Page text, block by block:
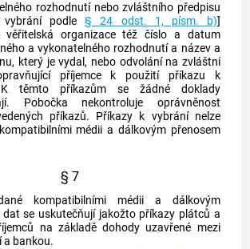
rozhodnutí nebo zvláštního předpisu
vybrání podle§ 24 odst. 1, písm. b)]
věřitelská organizace též číslo a datum
a vykonatelného rozhodnutí a název a
který je vydal, nebo odvolání na zvláštní
příjemce k použití příkazu k
těmto příkazům se žádné doklady
Pobočka nekontroluje oprávněnost
příkazů. Příkazy k vybrání nelze
médii a dálkovým přenosem
§ 7
kompatibilními médii a dálkovým
dat se uskutečňují jakožto příkazy plátců a
na základě dohody uzavřené mezi
a bankou.